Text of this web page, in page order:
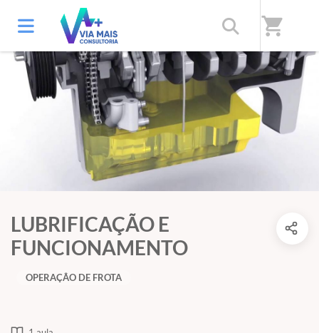
shopping_cart
LUBRIFICAÇÃO E
FUNCIONAMENTO
OPERAÇÂO DE FROTA